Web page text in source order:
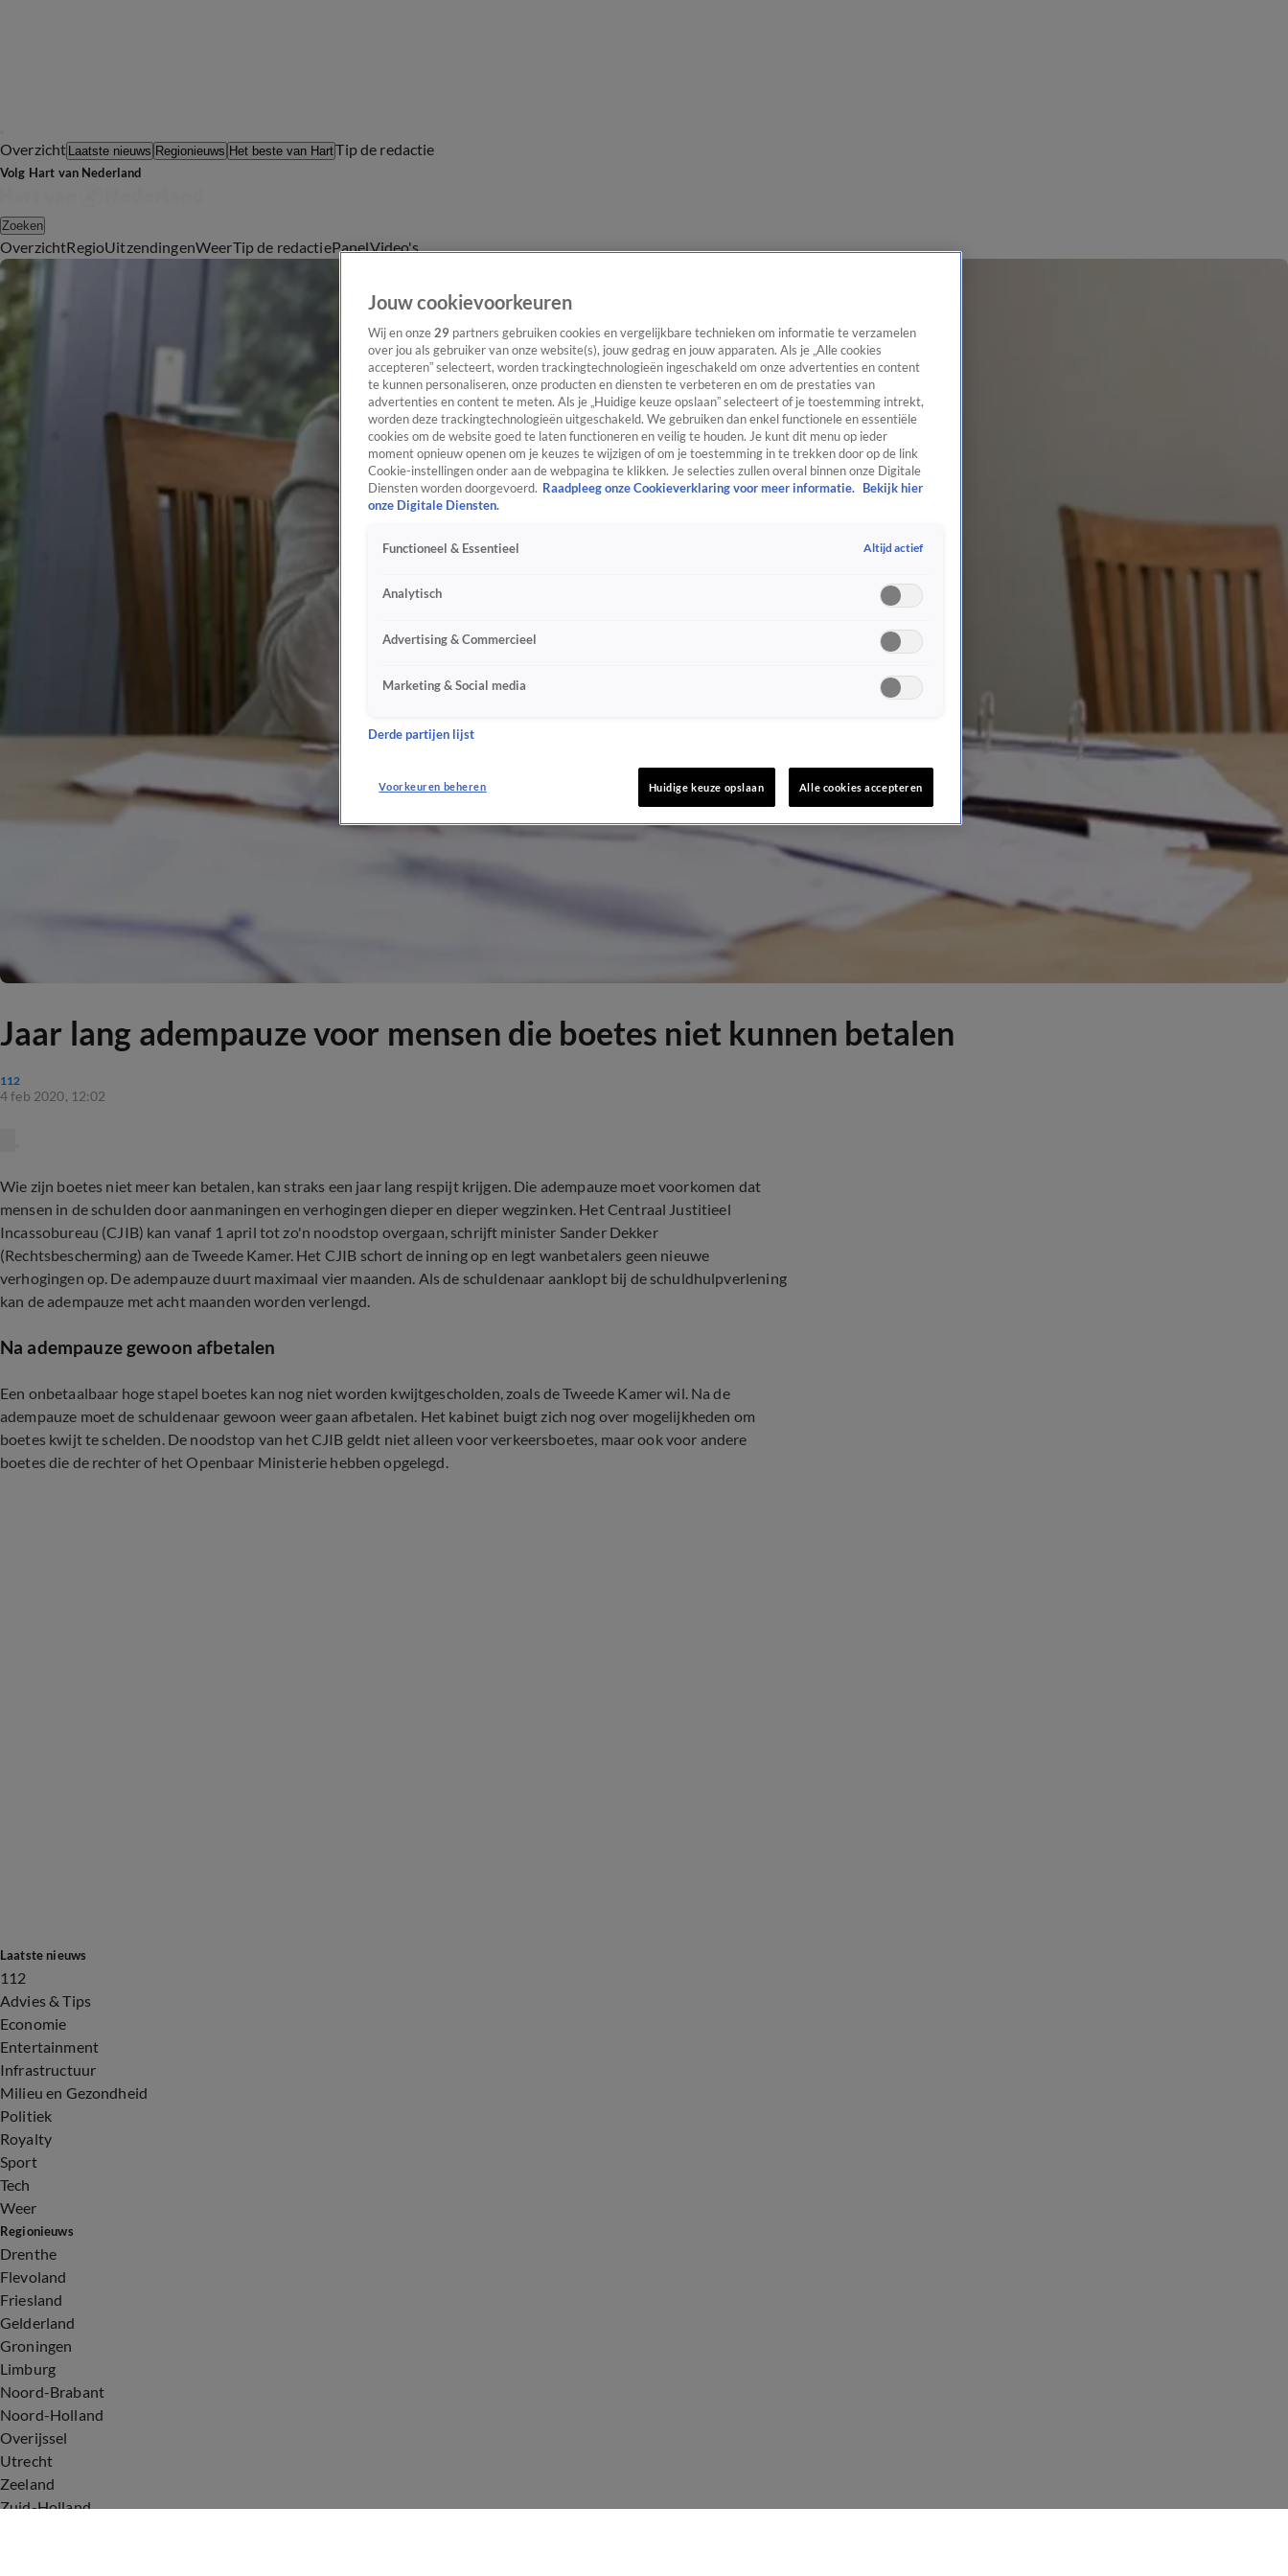
Overzicht Laatste nieuws Regionieuws Het beste van HartTip de redactie
Volg Hart van Nederland
Zoeken
OverzichtRegioUitzendingenWeerTip de redactiePanelVideo's
Jaar lang adempauze voor mensen die boetes niet kunnen betalen
112
4 feb 2020, 12:02
Wie zijn boetes niet meer kan betalen, kan straks een jaar lang respijt krijgen. Die adempauze moet voorkomen dat
mensen in de schulden door aanmaningen en verhogingen dieper en dieper wegzinken. Het Centraal Justitieel
Incassobureau (CJIB) kan vanaf 1 april tot zo'n noodstop overgaan, schrijft minister Sander Dekker
(Rechtsbescherming) aan de Tweede Kamer. Het CJIB schort de inning op en legt wanbetalers geen nieuwe
verhogingen op. De adempauze duurt maximaal vier maanden. Als de schuldenaar aanklopt bij de schuldhulpverlening
kan de adempauze met acht maanden worden verlengd.
Na adempauze gewoon afbetalen
Een onbetaalbaar hoge stapel boetes kan nog niet worden kwijtgescholden, zoals de Tweede Kamer wil. Na de
adempauze moet de schuldenaar gewoon weer gaan afbetalen. Het kabinet buigt zich nog over mogelijkheden om
boetes kwijt te schelden. De noodstop van het CJIB geldt niet alleen voor verkeersboetes, maar ook voor andere
boetes die de rechter of het Openbaar Ministerie hebben opgelegd.
Laatste nieuws
112
Advies & Tips
Economie
Entertainment
Infrastructuur
Milieu en Gezondheid
Politiek
Royalty
Sport
Tech
Weer
Regionieuws
Drenthe
Flevoland
Friesland
Gelderland
Groningen
Limburg
Noord-Brabant
Noord-Holland
Overijssel
Utrecht
Zeeland
Zuid-Holland
Jouw cookievoorkeuren
Wij en onze 29 partners gebruiken cookies en vergelijkbare technieken om informatie te verzamelen
over jou als gebruiker van onze website(s), jouw gedrag en jouw apparaten. Als je „Alle cookies
accepteren” selecteert, worden trackingtechnologieën ingeschakeld om onze advertenties en content
te kunnen personaliseren, onze producten en diensten te verbeteren en om de prestaties van
advertenties en content te meten. Als je „Huidige keuze opslaan” selecteert of je toestemming intrekt,
worden deze trackingtechnologieën uitgeschakeld. We gebruiken dan enkel functionele en essentiële
cookies om de website goed te laten functioneren en veilig te houden. Je kunt dit menu op ieder
moment opnieuw openen om je keuzes te wijzigen of om je toestemming in te trekken door op de link
Cookie-instellingen onder aan de webpagina te klikken. Je selecties zullen overal binnen onze Digitale
Diensten worden doorgevoerd. Raadpleeg onze Cookieverklaring voor meer informatie.
Bekijk hier
onze Digitale Diensten.
Functioneel & Essentieel Altijd actief
Analytisch
Advertising & Commercieel
Marketing & Social media
Derde partijen lijst
Voorkeuren beheren Huidige keuze opslaan Alle cookies accepteren